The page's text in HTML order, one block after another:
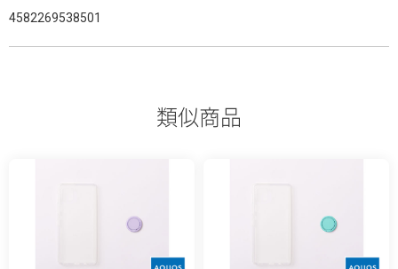
4582269538501
類似商品